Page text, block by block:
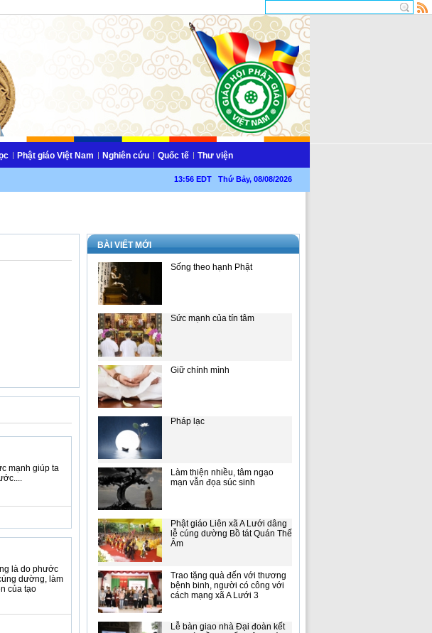
Phật giáo Việt Nam Nghiên cứu Quốc tế Thư viện
13:56 EDT Thứ Bảy, 08/08/2026
mạnh giúp ta
là do phước
dường, làm
của tạo
BÀI VIẾT MỚI
Sống theo hạnh Phật
Sức mạnh của tín tâm
Giữ chính mình
Pháp lạc
Làm thiện nhiều, tâm ngạo
mạn vẫn đọa súc sinh
Phật giáo Liên xã A Lưới dâng
lễ cúng dường Bồ tát Quán Thế
Âm
Trao tặng quà đến với thương
bệnh binh, người có công với
cách mạng xã A Lưới 3
Lễ bàn giao nhà Đại đoàn kết